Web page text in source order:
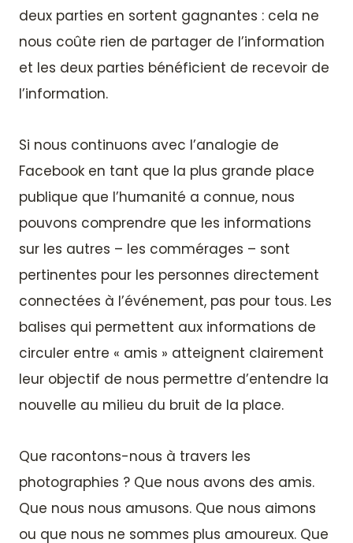
deux parties en sortent gagnantes : cela ne
nous coûte rien de partager de l’information
et les deux parties bénéficient de recevoir de
l’information.
Si nous continuons avec l’analogie de
Facebook en tant que la plus grande place
publique que l’humanité a connue, nous
pouvons comprendre que les informations
sur les autres – les commérages – sont
pertinentes pour les personnes directement
connectées à l’événement, pas pour tous. Les
balises qui permettent aux informations de
circuler entre « amis » atteignent clairement
leur objectif de nous permettre d’entendre la
nouvelle au milieu du bruit de la place.
Que racontons-nous à travers les
photographies ? Que nous avons des amis.
Que nous nous amusons. Que nous aimons
ou que nous ne sommes plus amoureux. Que